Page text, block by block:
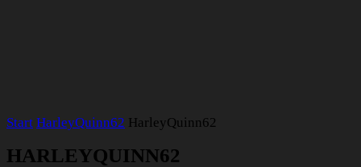
Start HarleyQuinn62 HarleyQuinn62
HARLEYQUINN62